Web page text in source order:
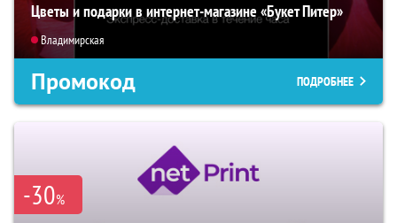
Цветы и подарки в интернет-магазине «Букет Питер»
Владимирская
Промокод ПОДРОБНЕЕ
-30%